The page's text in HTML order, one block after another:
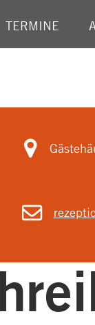
TERMINE